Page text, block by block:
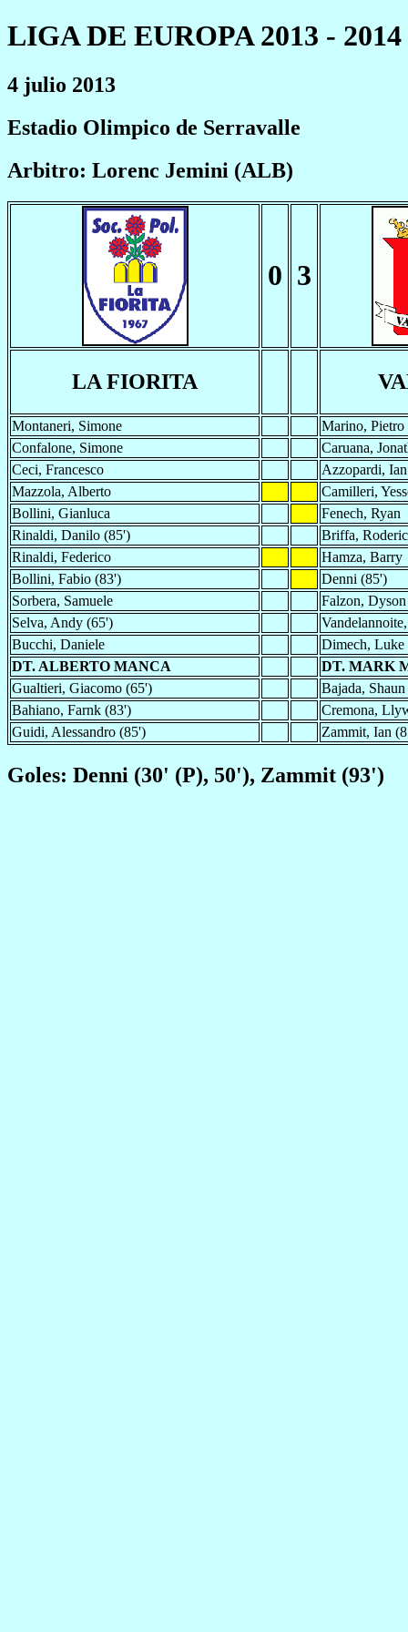
LIGA DE EUROPA 2013 - 2014
4 julio 2013
Estadio Olimpico de Serravalle
Arbitro: Lorenc Jemini (ALB)
0 3
LA FIORITA
Montaneri, Simone
Marino, Pietro
Confalone, Simone
Caruana,
Ceci, Francesco
Azzopardi, Ian
Mazzola, Alberto
Camilleri,
Bollini, Gianluca
Fenech, Ryan
Rinaldi, Danilo (85')
Briffa,
Rinaldi, Federico
Hamza, Barry
Bollini, Fabio (83')
Denni (85')
Sorbera, Samuele
Falzon,
Selva, Andy (65')
Bucchi, Daniele
Dimech, Luke
DT. ALBERTO MANCA
DT. MARK
Gualtieri, Giacomo (65')
Bajada,
Bahiano, Farnk (83')
Cremona,
Guidi, Alessandro (85')
Zammit, Ian
Goles: Denni (30' (P), 50'), Zammit (93')